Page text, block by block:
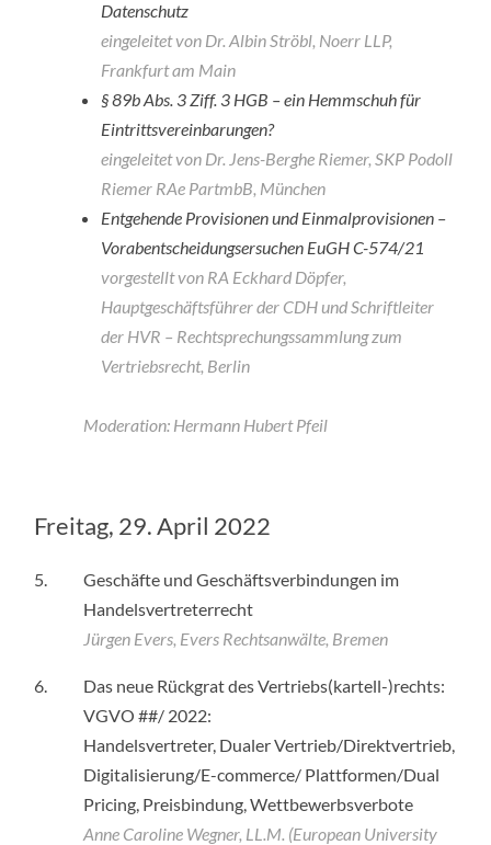
Datenschutz
eingeleitet von Dr. Albin Ströbl, Noerr LLP,
Frankfurt am Main
§ 89b Abs. 3 Ziff. 3 HGB – ein Hemmschuh für
Eintrittsvereinbarungen?
eingeleitet von Dr. Jens-Berghe Riemer, SKP Podoll
Riemer RAe PartmbB, München
Entgehende Provisionen und Einmalprovisionen –
Vorabentscheidungsersuchen EuGH C-574/21
vorgestellt von RA Eckhard Döpfer,
Hauptgeschäftsführer der CDH und Schriftleiter
der HVR – Rechtsprechungssammlung zum
Vertriebsrecht, Berlin
Moderation: Hermann Hubert Pfeil
Freitag, 29. April 2022
5.
Geschäfte und Geschäftsverbindungen im
Handelsvertreterrecht
Jürgen Evers, Evers Rechtsanwälte, Bremen
6.
Das neue Rückgrat des Vertriebs(kartell-)rechts:
VGVO ##/ 2022:
Handelsvertreter, Dualer Vertrieb/Direktvertrieb,
Digitalisierung/E-commerce/ Plattformen/Dual
Pricing, Preisbindung, Wettbewerbsverbote
Anne Caroline Wegner, LL.M. (European University